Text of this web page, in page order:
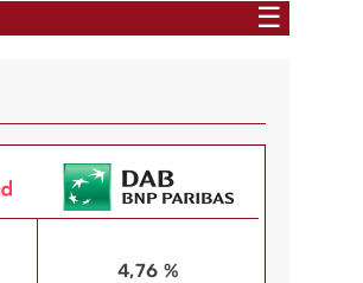
☰
4,76 %